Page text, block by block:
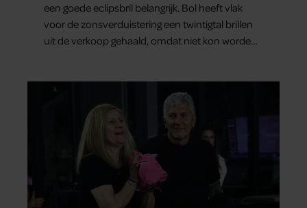
een goede eclipsbril belangrijk. Bol heeft vlak
voor de zonsverduistering een twintigtal brillen
uit de verkoop gehaald, omdat niet kon worden